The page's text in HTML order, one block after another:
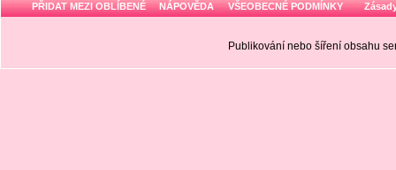
PŘIDAT MEZI OBLÍBENÉ NÁPOVĚDA VŠEOBECNÉ PODMÍNKY
Publikování nebo šíření obsahu